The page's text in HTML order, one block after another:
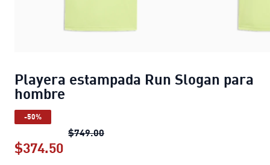
Playera estampada Run Slogan para
hombre
-50%
$749.00Playera estampada Run Slogan para
$374.50